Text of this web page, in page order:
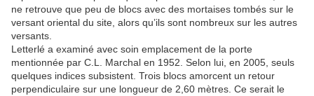
ne retrouve que peu de blocs avec des mortaises tombés sur le
versant oriental du site, alors qu’ils sont nombreux sur les autres
versants.
Letterlé a examiné avec soin emplacement de la porte
mentionnée par C.L. Marchal en 1952. Selon lui, en 2005, seuls
quelques indices subsistent. Trois blocs amorcent un retour
perpendiculaire sur une longueur de 2,60 mètres. Ce serait le